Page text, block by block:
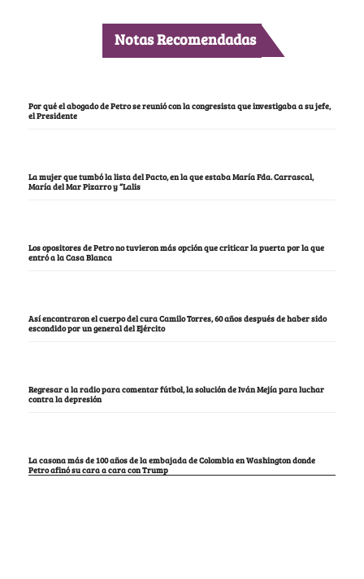
Notas Recomendadas
Por qué el abogado de Petro se reunió con la congresista que investigaba a su jefe,
el Presidente
La mujer que tumbó la lista del Pacto, en la que estaba María Fda. Carrascal,
María del Mar Pizarro y “Lalis
Los opositores de Petro no tuvieron más opción que criticar la puerta por la que
entró a la Casa Blanca
Así encontraron el cuerpo del cura Camilo Torres, 60 años después de haber sido
escondido por un general del Ejército
Regresar a la radio para comentar fútbol, la solución de Iván Mejía para luchar
contra la depresión
La casona más de 100 años de la embajada de Colombia en Washington donde
Petro afinó su cara a cara con Trump